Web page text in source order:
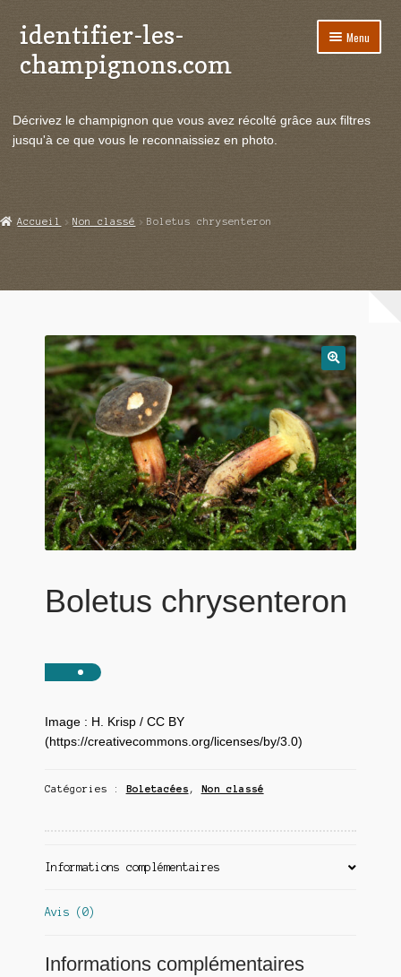
Aller
à
la
Aller
au
contenu
identifier-les-
champignons.com
Menu
le
Actualités
Echanges et contacts
Décrivez le champignon que vous avez récolté grâce aux filtres
jusqu'à ce que vous le reconnaissiez en photo.
Accueil Non classé Boletus chrysenteron
Boletus chrysenteron
Image : H. Krisp / CC BY
(https://creativecommons.org/licenses/by/3.0)
Catégories : Boletacées , Non classé
Informations complémentaires
Avis (0)
Informations complémentaires